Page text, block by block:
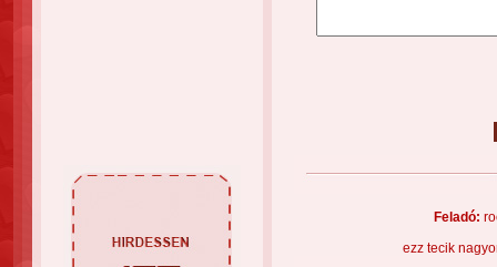
Feladó:
ezz tecik